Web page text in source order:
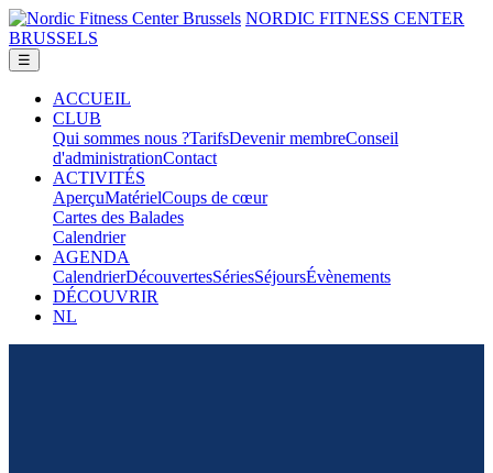
NORDIC FITNESS CENTER
BRUSSELS
ACCUEIL
CLUB
Qui sommes nous ?TarifsDevenir membreConseil
d'administrationContact
ACTIVITÉS
AperçuMatérielCoups de cœur
Cartes des Balades
Calendrier
AGENDA
CalendrierDécouvertesSériesSéjoursÉvènements
DÉCOUVRIR
NL